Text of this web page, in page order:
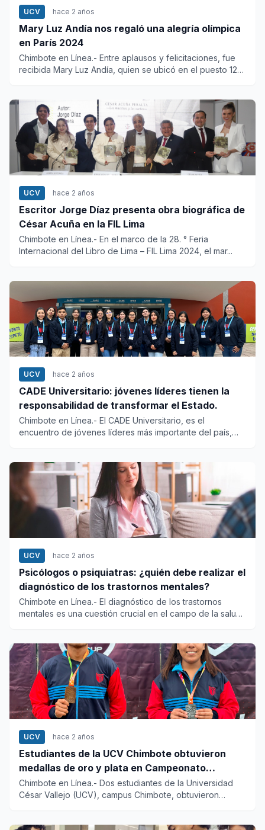
UCV hace 2 años
Mary Luz Andía nos regaló una alegría olímpica
en París 2024
Chimbote en Línea.- Entre aplausos y felicitaciones, fue
recibida Mary Luz Andía, quien se ubicó en el puesto 12
UCV hace 2 años
Escritor Jorge Díaz presenta obra biográfica de
César Acuña en la FIL Lima
Chimbote en Línea.- En el marco de la 28. ° Feria
Internacional del Libro de Lima – FIL Lima 2024, el mar...
UCV hace 2 años
CADE Universitario: jóvenes líderes tienen la
responsabilidad de transformar el Estado.
Chimbote en Línea.- El CADE Universitario, es el
encuentro de jóvenes líderes más importante del país,
UCV hace 2 años
Psicólogos o psiquiatras: ¿quién debe realizar el
diagnóstico de los trastornos mentales?
Chimbote en Línea.- El diagnóstico de los trastornos
mentales es una cuestión crucial en el campo de la salud
UCV hace 2 años
Estudiantes de la UCV Chimbote obtuvieron
medallas de oro y plata en Campeonato
Nacional de Atletismo
Chimbote en Línea.- Dos estudiantes de la Universidad
César Vallejo (UCV), campus Chimbote, obtuvieron